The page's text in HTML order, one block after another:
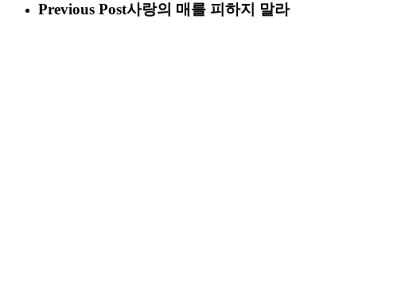
Previous Post사랑의 매를 피하지 말라